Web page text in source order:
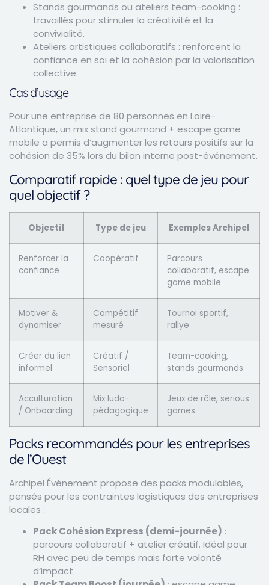
Stands gourmands ou ateliers team-cooking :
travaillés pour stimuler la créativité et la
convivialité.
Ateliers artistiques collaboratifs : renforcent la
confiance en soi et la cohésion par la valorisation
collective.
Cas d’usage
Pour une entreprise de 80 personnes en Loire-
Atlantique, un mix stand gourmand + escape game
mobile a permis d’augmenter les retours positifs sur la
cohésion de 35% lors du bilan interne post-événement.
Comparatif rapide : quel type de jeu pour
quel objectif ?
Objectif Type de jeu Exemples Archipel
Renforcer la
confiance
Coopératif
Parcours
collaboratif, escape
game mobile
Motiver &
dynamiser
Compétitif
mesuré
Tournoi sportif,
rallye
Créer du lien
informel
Créatif /
Sensoriel
Team-cooking,
stands gourmands
Acculturation
/ Onboarding
Mix ludo-
pédagogique
Jeux de rôle, serious
games
Packs recommandés pour les entreprises
de l’Ouest
Archipel Événement propose des packs modulables,
pensés pour les contraintes logistiques des entreprises
locales :
Pack Cohésion Express (demi-journée) :
parcours collaboratif + atelier créatif. Idéal pour
RH avec peu de temps mais forte volonté
d’impact.